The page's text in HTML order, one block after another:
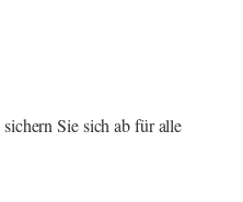
Sie sich ab für alle